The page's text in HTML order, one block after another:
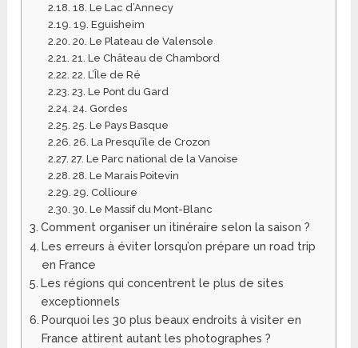
18. Le Lac d’Annecy
19. Eguisheim
20. Le Plateau de Valensole
21. Le Château de Chambord
22. L’Île de Ré
23. Le Pont du Gard
24. Gordes
25. Le Pays Basque
26. La Presqu’île de Crozon
27. Le Parc national de la Vanoise
28. Le Marais Poitevin
29. Collioure
30. Le Massif du Mont-Blanc
Comment organiser un itinéraire selon la saison ?
Les erreurs à éviter lorsqu’on prépare un road trip
en France
Les régions qui concentrent le plus de sites
exceptionnels
Pourquoi les 30 plus beaux endroits à visiter en
France attirent autant les photographes ?